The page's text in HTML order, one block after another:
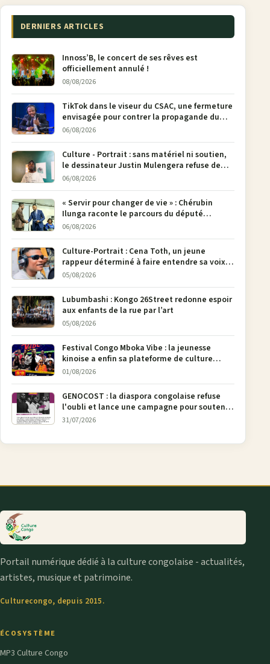
DERNIERS ARTICLES
Innoss’B, le concert de ses rêves est
officiellement annulé !
08/08/2026
TikTok dans le viseur du CSAC, une fermeture
envisagée pour contrer la propagande du
M23
06/08/2026
Culture - Portrait : sans matériel ni soutien,
le dessinateur Justin Mulengera refuse de
poser son crayon
06/08/2026
« Servir pour changer de vie » : Chérubin
Ilunga raconte le parcours du député
national Jethro Muyombi Tshimbu en 137
06/08/2026
Culture-Portrait : Cena Toth, un jeune
rappeur déterminé à faire entendre sa voix à
Bunia
05/08/2026
Lubumbashi : Kongo 26Street redonne espoir
aux enfants de la rue par l’art
05/08/2026
Festival Congo Mboka Vibe : la jeunesse
kinoise a enfin sa plateforme de culture
urbaine
01/08/2026
GENOCOST : la diaspora congolaise refuse
l'oubli et lance une campagne pour soutenir
la pétition FONAREV depuis Bruxelles
31/07/2026
Portail numérique dédié à la culture congolaise - actualités,
artistes, musique et patrimoine.
Culturecongo, depuis 2015.
ÉCOSYSTÈME
MP3 Culture Congo